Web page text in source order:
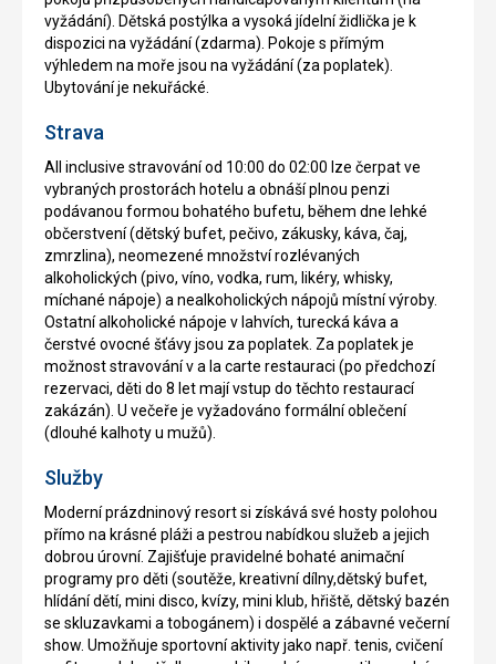
vyžádání). Dětská postýlka a vysoká jídelní židlička je k
dispozici na vyžádání (zdarma). Pokoje s přímým
výhledem na moře jsou na vyžádání (za poplatek).
Ubytování je nekuřácké.
Strava
All inclusive stravování od 10:00 do 02:00 lze čerpat ve
vybraných prostorách hotelu a obnáší plnou penzi
podávanou formou bohatého bufetu, během dne lehké
občerstvení (dětský bufet, pečivo, zákusky, káva, čaj,
zmrzlina), neomezené množství rozlévaných
alkoholických (pivo, víno, vodka, rum, likéry, whisky,
míchané nápoje) a nealkoholických nápojů místní výroby.
Ostatní alkoholické nápoje v lahvích, turecká káva a
čerstvé ovocné šťávy jsou za poplatek. Za poplatek je
možnost stravování v a la carte restauraci (po předchozí
rezervaci, děti do 8 let mají vstup do těchto restaurací
zakázán). U večeře je vyžadováno formální oblečení
(dlouhé kalhoty u mužů).
Služby
Moderní prázdninový resort si získává své hosty polohou
přímo na krásné pláži a pestrou nabídkou služeb a jejich
dobrou úrovní. Zajišťuje pravidelné bohaté animační
programy pro děti (soutěže, kreativní dílny,dětský bufet,
hlídání dětí, mini disco, kvízy, mini klub, hřiště, dětský bazén
se skluzavkami a tobogánem) i dospělé a zábavné večerní
show. Umožňuje sportovní aktivity jako např. tenis, cvičení